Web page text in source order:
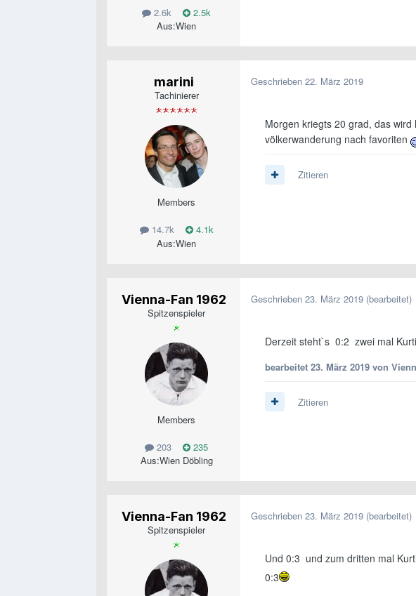
2.6k
2.5k
Aus:Wien
marini
Tachinierer
Members
14.7k
4.1k
Aus:Wien
Geschrieben 22. März 2019
Morgen kriegts 20 grad, das
völkerwanderung nach favoriten
Zitieren
Vienna-Fan 1962
Spitzenspieler
Members
203
235
Aus:Wien Döbling
Geschrieben 23. März 2019 (bearbeitet)
Derzeit steht`s 0:2 zwei mal
bearbeitet 23. März 2019 von
Zitieren
Vienna-Fan 1962
Spitzenspieler
Geschrieben 23. März 2019 (bearbeitet)
Und 0:3 und zum dritten mal
0:3